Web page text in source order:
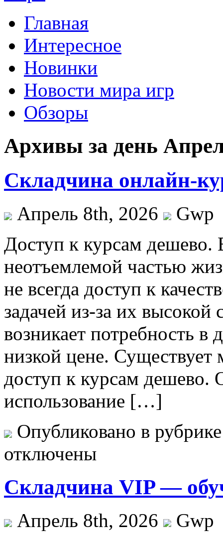
Главная
Интересное
Новинки
Новости мира игр
Обзоры
Архивы за день
Складчина онлайн-
Апрель 8th, 2026
Gwp
Дoступ к курсaм дeшeвo.
неотъемлемой частью
не всегда доступ к
задачей из-за их
возникает потребность в
низкой цене. Существует
доступ к курсам дешево.
использование […]
Опубликовано в
отключены
Складчина VIP —
Апрель 8th, 2026
Gwp